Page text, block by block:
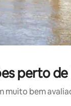
perto
bem